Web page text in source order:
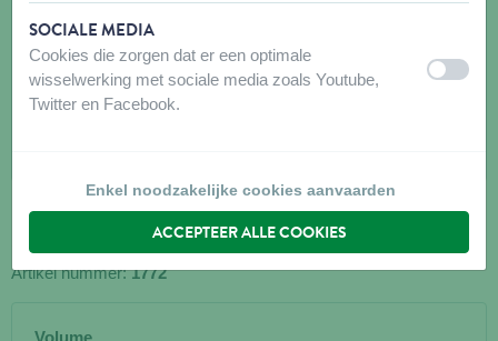
CLASSIC DRINKFLES HAMSTER 150 ML
Artikel nummer:1772
Volume
SOCIALE MEDIA
Cookies die zorgen dat er een optimale
wisselwerking met sociale media zoals Youtube,
Twitter en Facebook.
uit aan
Enkel noodzakelijke cookies aanvaarden
ACCEPTEER ALLE COOKIES